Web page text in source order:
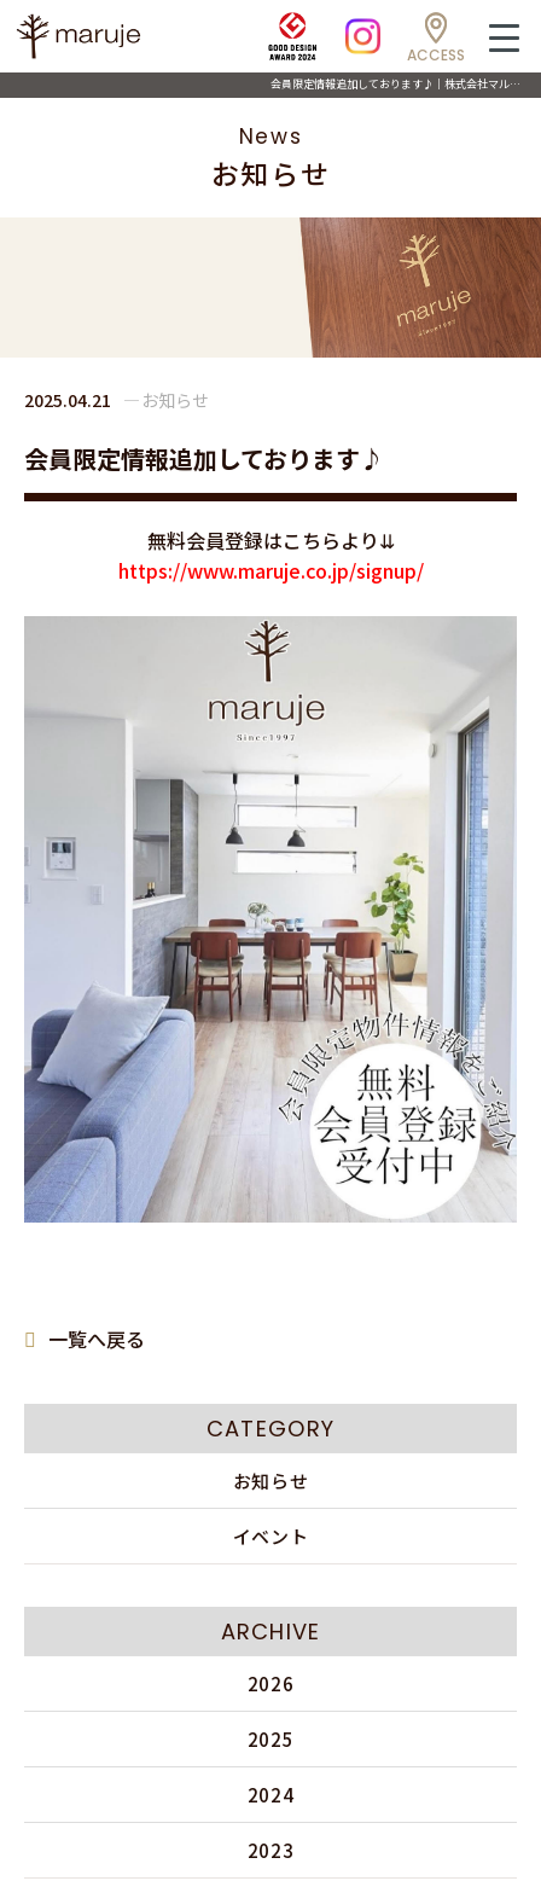
ACCESS
会員限定情報追加しております♪｜株式会社マルジェ
News
お知らせ
2025.04.21 お知らせ
会員限定情報追加しております♪
無料会員登録はこちらより⇊
https://www.maruje.co.jp/signup/
一覧へ戻る
CATEGORY
お知らせ
イベント
ARCHIVE
2026
2025
2024
2023